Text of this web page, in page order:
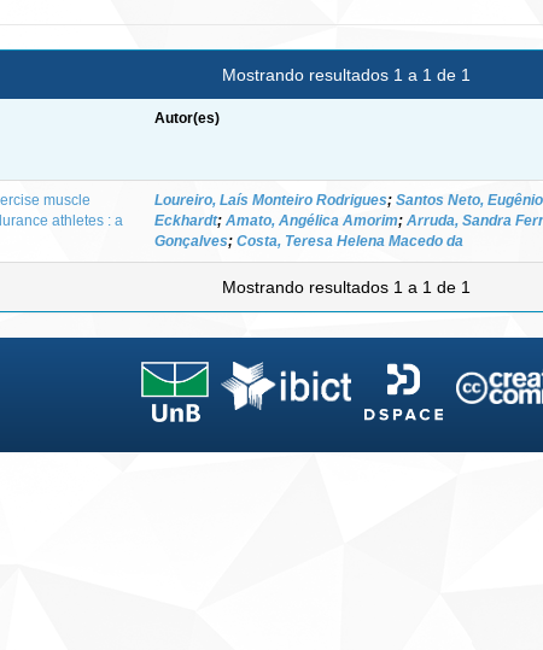
Mostrando resultados 1 a 1 de 1
Autor(es)
muscle
athletes : a
Loureiro, Laís Monteiro Rodrigues; Santos Neto,
Eckhardt; Amato, Angélica Amorim; Arruda, Sandra
Gonçalves; Costa, Teresa Helena Macedo da
Mostrando resultados 1 a 1 de 1